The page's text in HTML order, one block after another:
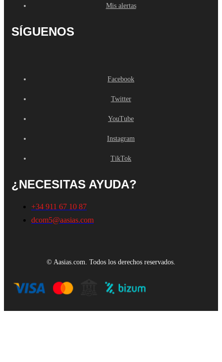
Mis alertas
SÍGUENOS
Facebook
Twitter
YouTube
Instagram
TikTok
¿NECESITAS AYUDA?
+34 911 67 10 87
dcom5@aasias.com
© Aasias.com. Todos los derechos reservados.